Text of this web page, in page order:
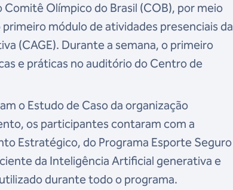
Olímpico do Brasil (COB), por meio
módulo de atividades presenciais da
(CAGE). Durante a semana, o primeiro
e práticas no auditório do Centro de
o Estudo de Caso da organização
os participantes contaram com a
Estratégico, do Programa Esporte Seguro
da Inteligência Artificial generativa e
durante todo o programa.